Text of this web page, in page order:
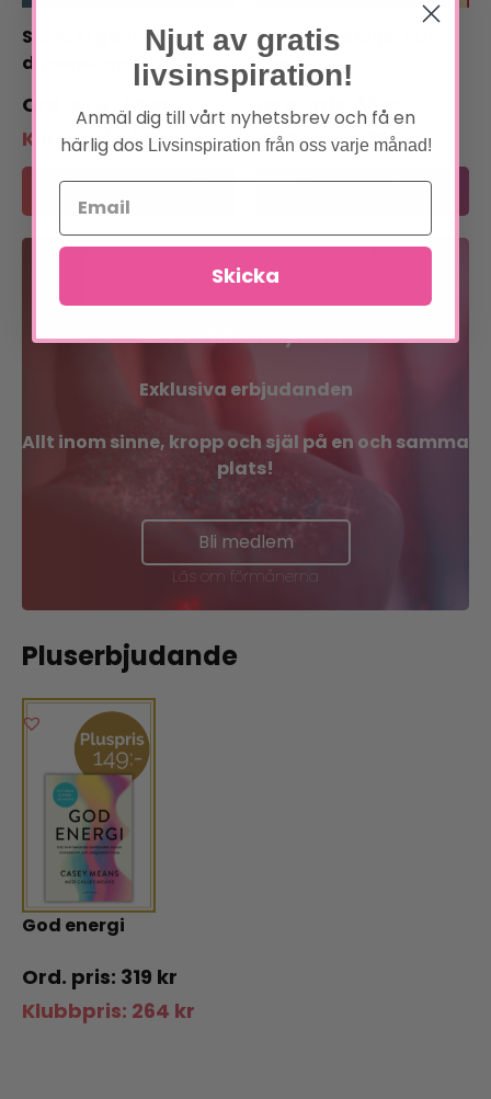
Samtal genom
dimensioner
39 kr
Klubbpris:39kr
Lägg till i varukorg
En gyllene biljett till
livet
39kr
Klubbpris:39kr
Bli medlem
Förtur till boknyheter
Exklusiva erbjudanden
Allt inom sinne, kropp och själ på en och samma
plats!
Bli medlem
Läs om förmånerna
Pluserbjudande
God energi
319 kr
Klubbpris: 264 kr
Njut av gratis
livsinspiration!
Anmäl dig till vårt nyhetsbrev och få en
härlig dos Livsinspiration från oss varje månad!
Skicka